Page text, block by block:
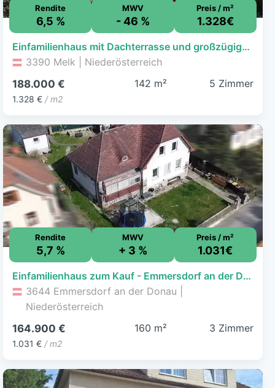
Rendite
6,5 %
MWV
- 46 %
Preis / m²
1.328€
Einfamilienhaus mit Dachterrasse und großzügiger Raumaufteilung
3390 Melk | Niederösterreich
188.000 €
1.328 € / m2
142 m² 5 Zimmer
Rendite
5,7 %
MWV
+ 3 %
Preis / m²
1.031€
Einfamilienhaus zum Kauf - Emmersdorf an der Donau - 164.900 € - 3 Zimmer, 160 m², 593 m² Grundstück
3644 Emmersdorf an der Donau |
Niederösterreich
164.900 €
1.031 € / m2
160 m² 3 Zimmer